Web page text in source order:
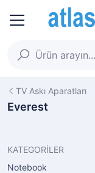
TV Askı Aparatları
Everest
KATEGORİLER
Notebook